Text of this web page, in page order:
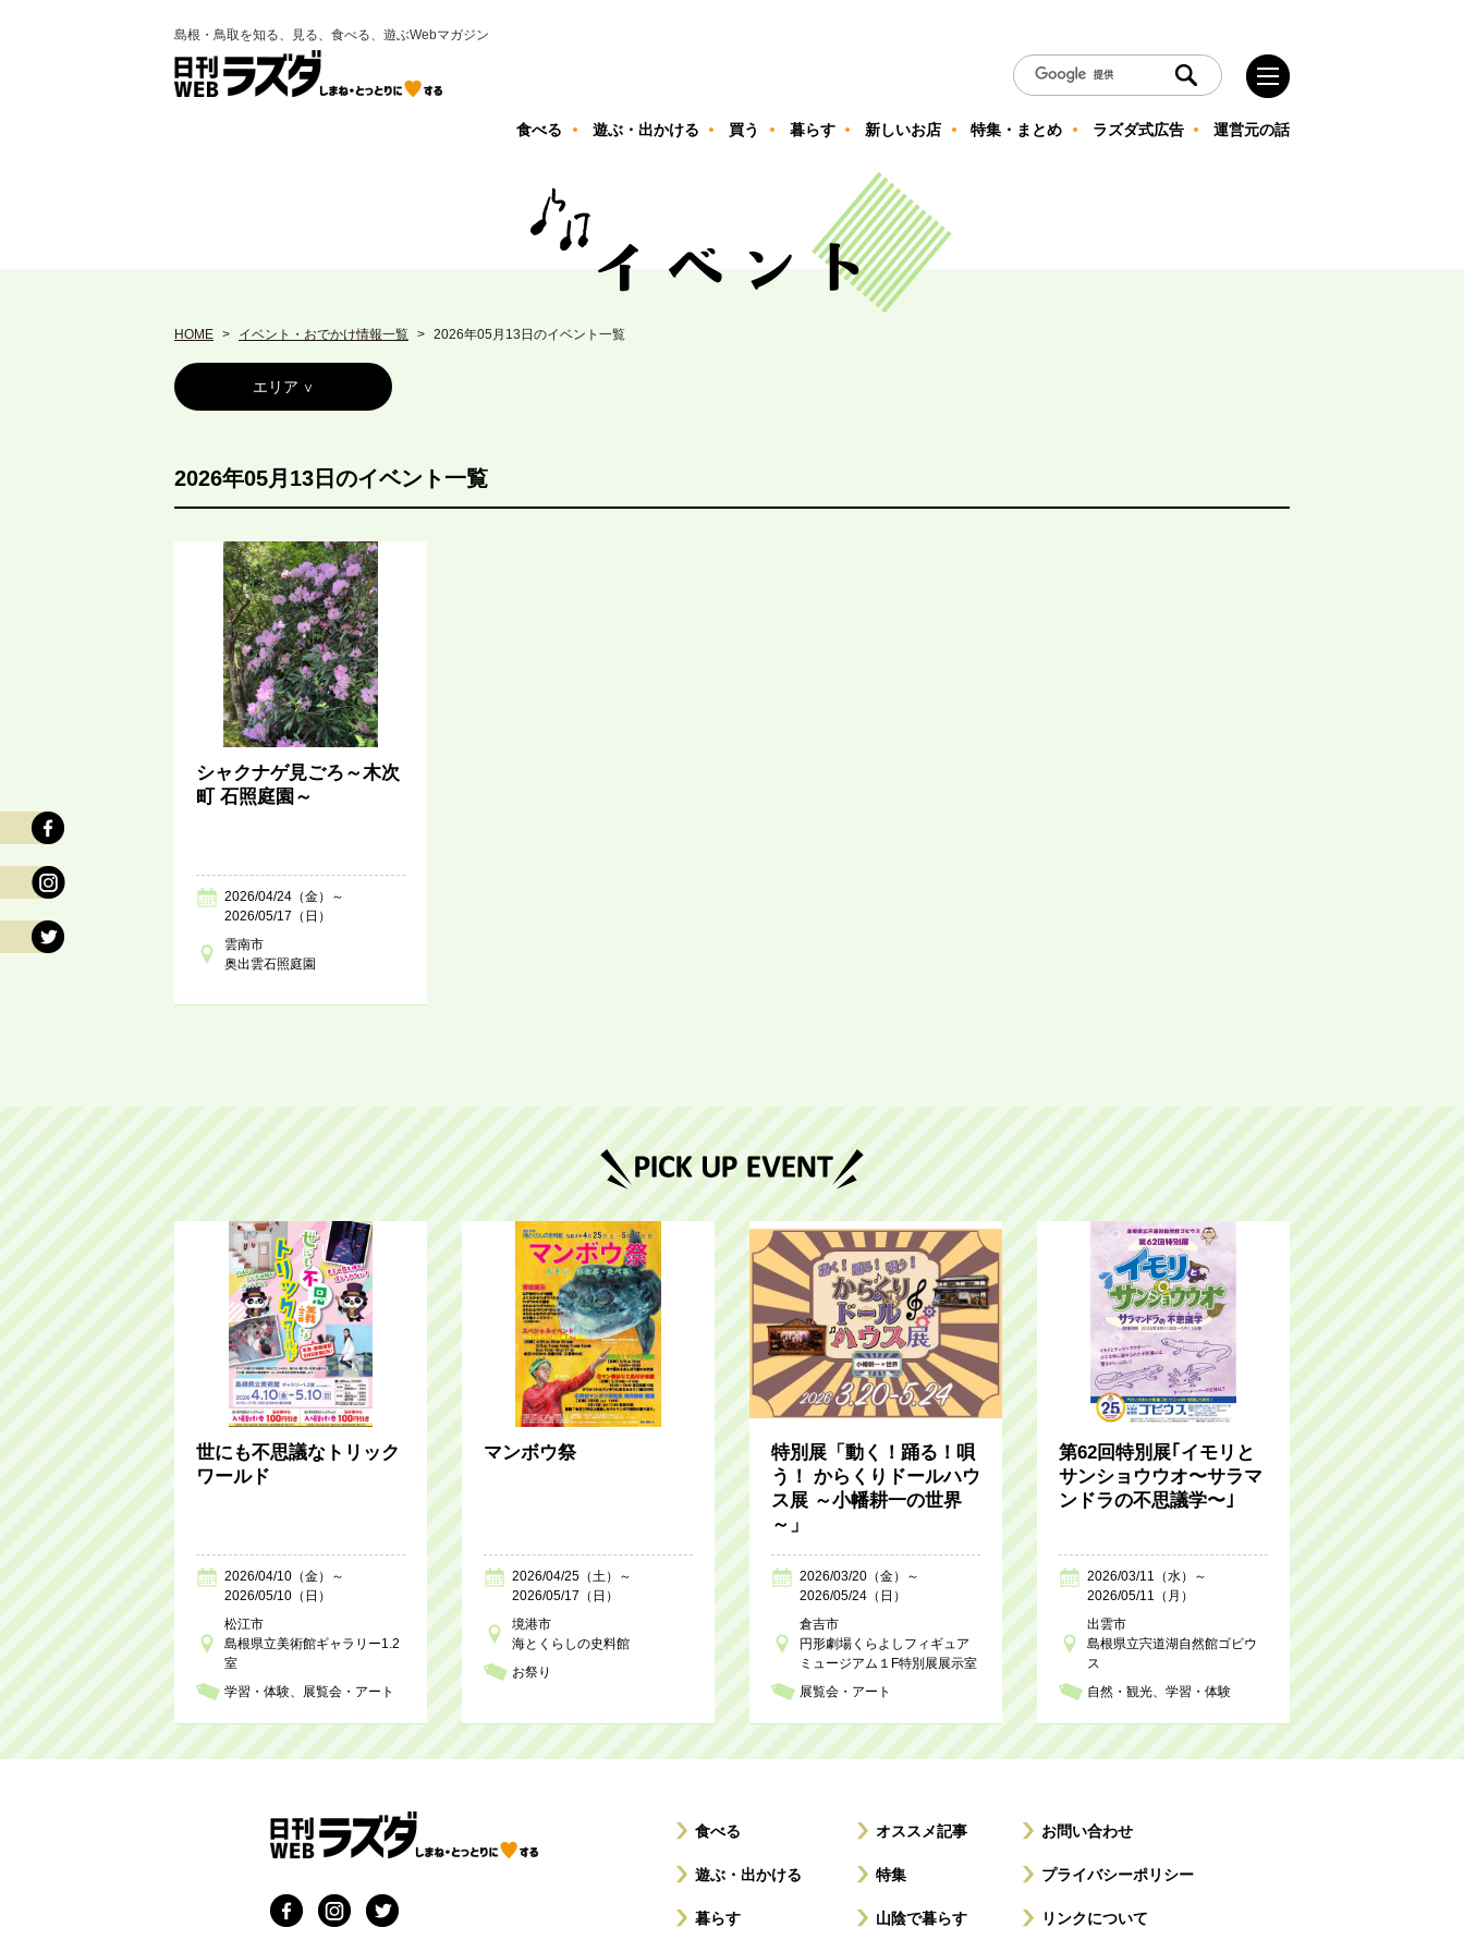
島根・鳥取を知る、見る、食べる、遊ぶWebマガジン
食べる 遊ぶ・出かける 買う 暮らす 新しいお店 特集・まとめ ラズダ式広告 運営元の話
HOME イベント・おでかけ情報一覧 2026年05月13日のイベント一覧
エリア
2026年05月13日のイベント一覧
シャクナゲ見ごろ～木次
町 石照庭園～
2026/04/24（金）～
2026/05/17（日）
雲南市
奥出雲石照庭園
世にも不思議なトリック
ワールド
2026/04/10（金）～
2026/05/10（日）
松江市
島根県立美術館ギャラリー1.2
室
学習・体験
展覧会・アート
マンボウ祭
2026/04/25（土）～
2026/05/17（日）
境港市
海とくらしの史料館
お祭り
特別展「動く！踊る！唄
う！ からくりドールハウ
ス展 ～小幡耕一の世界
～」
2026/03/20（金）～
2026/05/24（日）
倉吉市
円形劇場くらよしフィギュア
ミュージアム１F特別展展示室
展覧会・アート
第62回特別展｢イモリと
サンショウウオ〜サラマ
ンドラの不思議学〜｣
2026/03/11（水）～
2026/05/11（月）
出雲市
島根県立宍道湖自然館ゴビウ
ス
自然・観光
学習・体験
食べる
遊ぶ・出かける
暮らす
オススメ記事
特集
山陰で暮らす
お問い合わせ
プライバシーポリシー
リンクについて